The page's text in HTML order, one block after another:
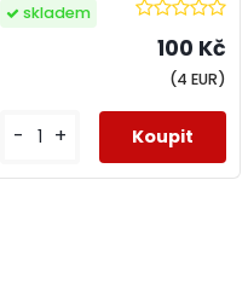
100 Kč
(4 EUR)
- +
skladem